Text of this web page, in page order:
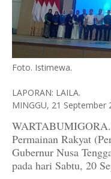
Foto. Istimewa.
LAPORAN: LAILA.
MINGGU, 21 September
Permainan Rakyat
Gubernur Nusa
pada hari Sabtu, 20